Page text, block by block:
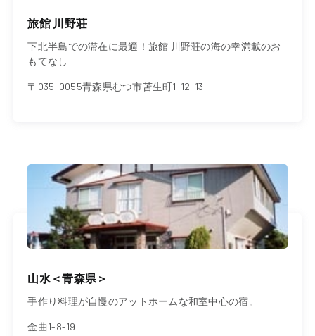
旅館 川野荘
下北半島での滞在に最適！旅館 川野荘の海の幸満載のお
もてなし
〒035-0055青森県むつ市苫生町1-12-13
山水＜青森県＞
手作り料理が自慢のアットホームな和室中心の宿。
金曲1-8-19